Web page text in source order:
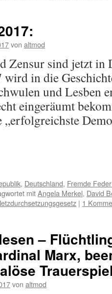
von altmod
Zensur sind jetzt in
in die
und Lesben
eingeräumt
„erfolgreichste
, Deutschland, Fremde
mitAngela Merkel, David
| 1
–
Marx,
von altmod